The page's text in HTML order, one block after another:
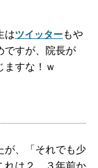
はツイッターもや
ですが、院長が
ますな！ｗ
が、「それでも少